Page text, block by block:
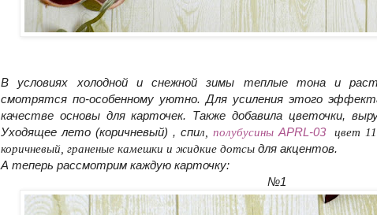
В условиях холодной и снежной зимы теплые тона и
смотрятся по-особенному уютно. Для усиления этого
качестве основы для карточек. Также добавила цветочки,
Уходящее лето (коричневый) , спил, полубусины APRL-03 цвет
коричневый , граненые камешки и жидкие дотсы для акцентов.
А теперь рассмотрим каждую карточку:
№1